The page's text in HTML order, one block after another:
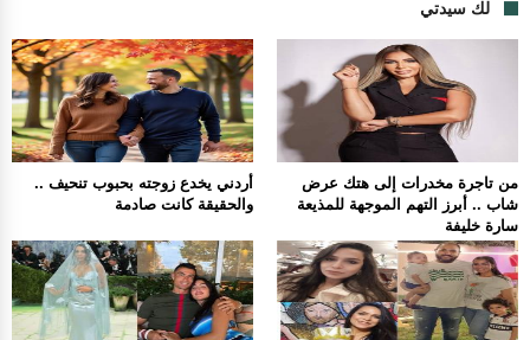
لك سيدتي
أردني يخدع زوجته بحبوب تنحيف ..
والحقيقة كانت صادمة
من تاجرة مخدرات إلى هتك عرض
شاب .. أبرز التهم الموجهة للمذيعة
سارة خليفة